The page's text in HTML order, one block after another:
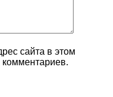
сайта в этом